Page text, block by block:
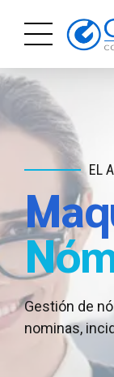
AL
Impuestos y
EL
Gestión de
nominas,
Te
para iniciar o